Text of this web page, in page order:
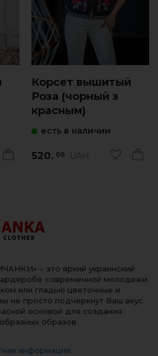
Корсет вышитый
Роза (чорный з
красным)
есть в наличии
520. 00 UAH
– это яркий украинский
современной молодежи.
или гладью цветочные и
не просто подчеркнут Ваш вкус.
основой для создания
образов
информация